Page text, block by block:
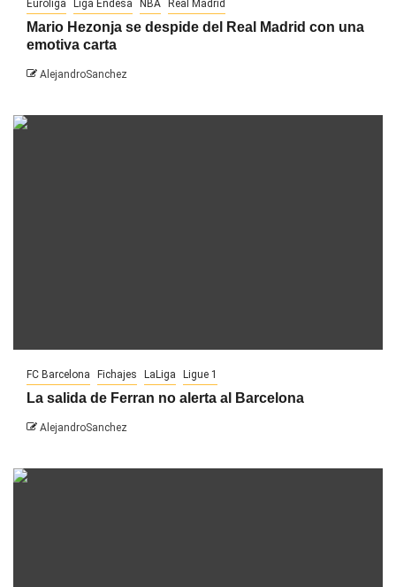
Euroliga Liga Endesa NBA Real Madrid
Mario Hezonja se despide del Real Madrid con una
emotiva carta
AlejandroSanchez
FC Barcelona Fichajes LaLiga Ligue 1
La salida de Ferran no alerta al Barcelona
AlejandroSanchez